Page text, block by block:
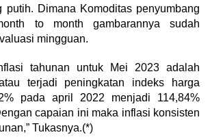
putih. Dimana Komoditas penyumbang
to month gambarannya sudah
mingguan.
tahunan untuk Mei 2023 adalah
terjadi peningkatan indeks harga
pada april 2022 menjadi 114,84%
capaian ini maka inflasi konsisten
Tukasnya.(*)